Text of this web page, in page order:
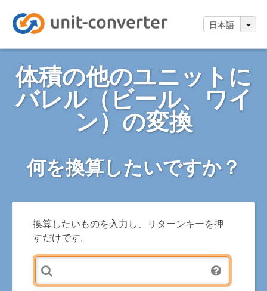
日本語
体積の他のユニットに
バレル（ビール、ワイ
ン）の変換
何を換算したいですか？
換算したいものを入力し、リターンキーを押
すだけです。